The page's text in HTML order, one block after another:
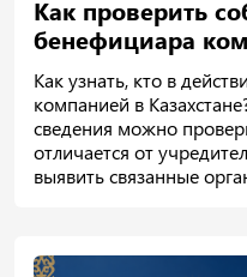
Как проверить
бенефициара
Как узнать, кто в
компанией в
сведения можно
отличается от
выявить связанные